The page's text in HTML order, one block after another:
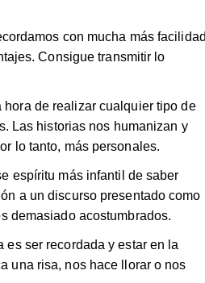
demasiado acostumbrados.
ser recordada y estar en la
una risa, nos hace llorar o nos
mucho más efectiva y proactiva
en comunicación?
acostumbradas al trato con
entidades que participen
que tengan más
engaging con sus clientes, que